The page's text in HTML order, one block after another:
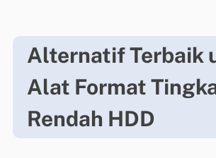
Alternatif Terbaik
Alat Format
Rendah HDD